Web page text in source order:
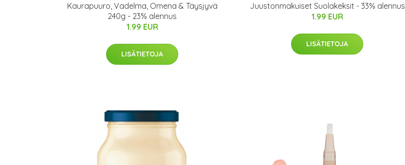
Kaurapuuro, Vadelma, Omena & Täysjyvä
240g - 23% alennus
1.99 EUR
LISÄTIETOJA
Juustonmakuiset Suolakeksit - 33% alennus
1.99 EUR
LISÄTIETOJA